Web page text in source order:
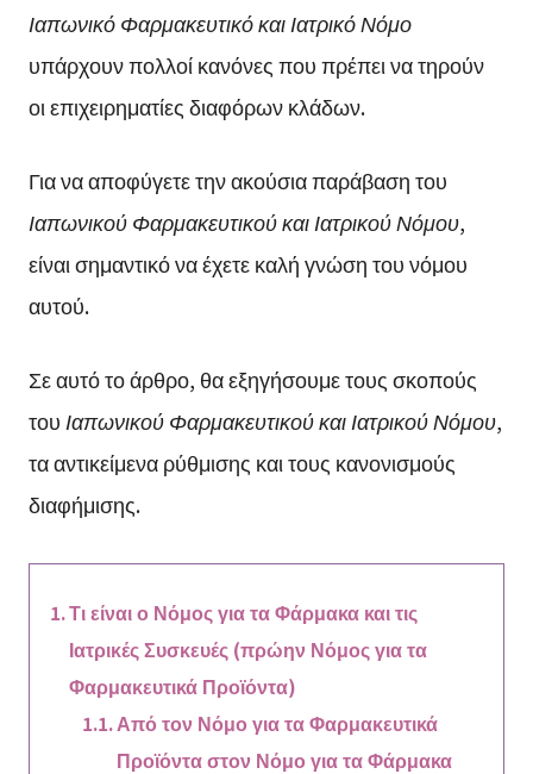
Ιαπωνικό Φαρμακευτικό και Ιατρικό Νόμο
υπάρχουν πολλοί κανόνες που πρέπει να τηρούν
οι επιχειρηματίες διαφόρων κλάδων.
Για να αποφύγετε την ακούσια παράβαση του
Ιαπωνικού Φαρμακευτικού και Ιατρικού Νόμου,
είναι σημαντικό να έχετε καλή γνώση του νόμου
αυτού.
Σε αυτό το άρθρο, θα εξηγήσουμε τους σκοπούς
του Ιαπωνικού Φαρμακευτικού και Ιατρικού Νόμου,
τα αντικείμενα ρύθμισης και τους κανονισμούς
διαφήμισης.
Τι είναι ο Νόμος για τα Φάρμακα και τις
Ιατρικές Συσκευές (πρώην Νόμος για τα
Φαρμακευτικά Προϊόντα)
Από τον Νόμο για τα Φαρμακευτικά
Προϊόντα στον Νόμο για τα Φάρμακα